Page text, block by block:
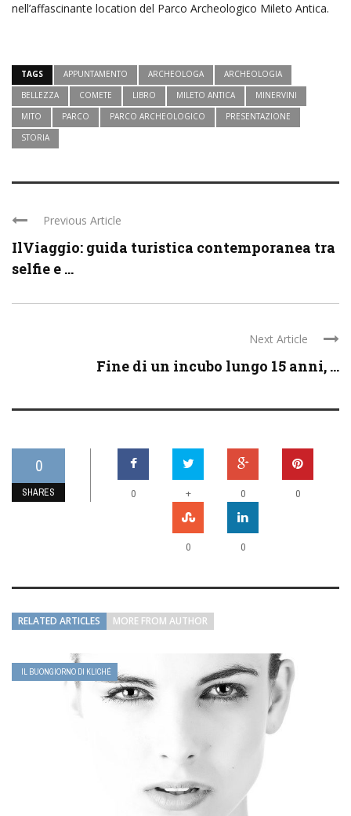
nell’affascinante location del Parco Archeologico Mileto Antica.
TAGS APPUNTAMENTO ARCHEOLOGA
ARCHEOLOGIA
BELLEZZA
COMETE LIBRO MILETO ANTICA
MINERVINI
MITO
PARCO PARCO ARCHEOLOGICO
PRESENTAZIONE
STORIA
Previous Article
IlViaggio: guida turistica contemporanea tra
selfie e ...
Next Article
Fine di un incubo lungo 15 anni, ...
0
SHARES 0 + 0 0
0 0
RELATED ARTICLES MORE FROM AUTHOR
IL BUONGIORNO DI KLICHÉ